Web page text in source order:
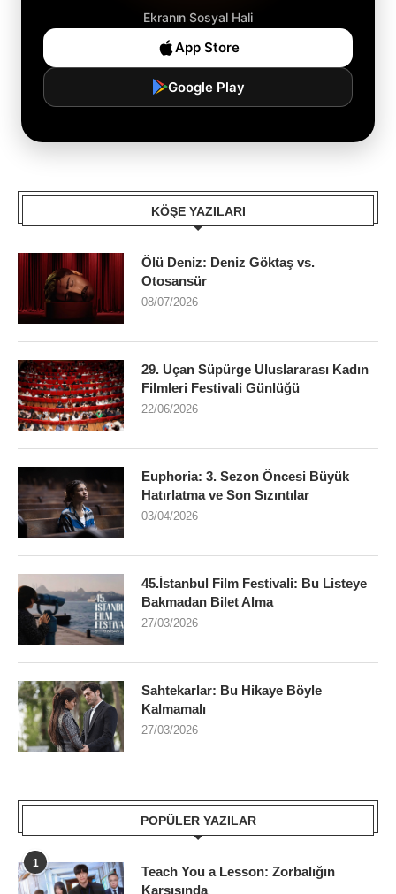
Ekranın Sosyal Hali
App Store
Google Play
KÖŞE YAZILARI
Ölü Deniz: Deniz Göktaş vs.
Otosansür
08/07/2026
29. Uçan Süpürge Uluslararası Kadın
Filmleri Festivali Günlüğü
22/06/2026
Euphoria: 3. Sezon Öncesi Büyük
Hatırlatma ve Son Sızıntılar
03/04/2026
45.İstanbul Film Festivali: Bu Listeye
Bakmadan Bilet Alma
27/03/2026
Sahtekarlar: Bu Hikaye Böyle
Kalmamalı
27/03/2026
POPÜLER YAZILAR
1
Teach You a Lesson: Zorbalığın
Karşısında